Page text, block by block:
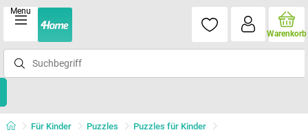
Menu
Warenkorb
Für Kinder Puzzles Puzzles für Kinder